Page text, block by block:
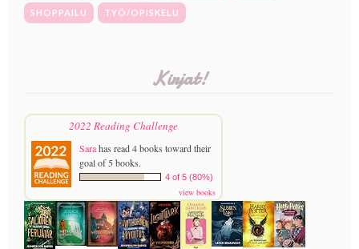
SHOPPAILU TYÖ/OPISKELU
Kirjat!
2022 Reading Challenge
Sarahas read 4 books toward their
goal of 5 books.
4 of 5 (80%)
view books